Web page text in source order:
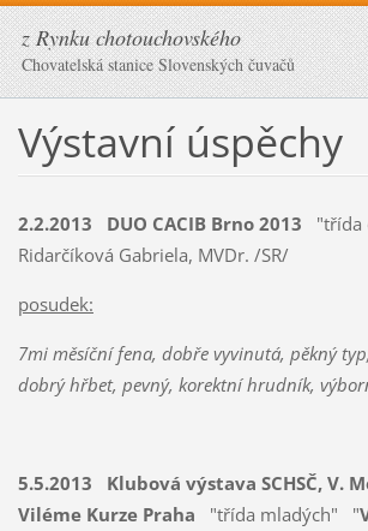
z Rynku chotouchovského
Chovatelská stanice Slovenských čuvačů
Výstavní úspěchy
2.2.2013 DUO CACIB Brno 2013
Ridarčíková Gabriela, MVDr. /SR/
posudek:
7mi měsíční fena, dobře vyvinutá, pěkný
dobrý hřbet, pevný, korektní hrudník,
5.5.2013 Klubová výstava SCHSČ, V.
Viléme Kurze Praha "třída mladých" "